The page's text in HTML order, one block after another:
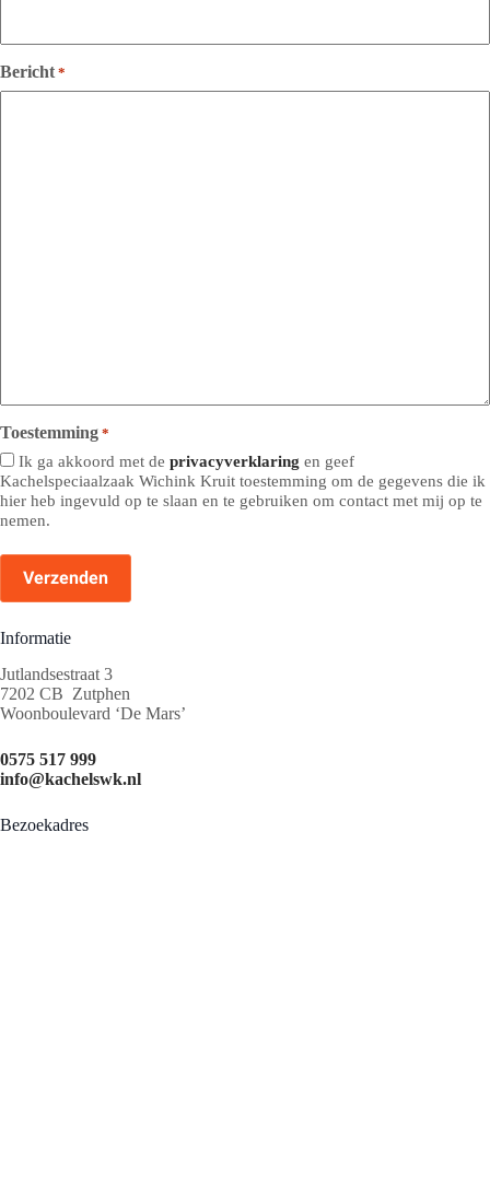
Bericht *
Toestemming *
Ik ga akkoord met de privacyverklaring en geef
Kachelspeciaalzaak Wichink Kruit toestemming om de gegevens die ik
hier heb ingevuld op te slaan en te gebruiken om contact met mij op te
nemen.
Informatie
Jutlandsestraat 3
7202 CB Zutphen
Woonboulevard ‘De Mars’
0575 517 999
info@kachelswk.nl
Bezoekadres